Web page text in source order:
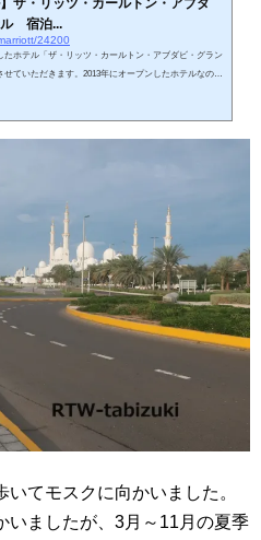
ザ・リッツ・カールトン・アブダ
ル 宿泊...
24200
たホテル「ザ・リッツ・カールトン・アブダビ・グラン
せていただきます。2013年にオープンしたホテルなの
てモスクに向かいました。
いましたが、3月～11月の夏季